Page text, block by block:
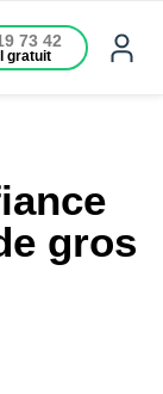
73 42
gratuit
gros